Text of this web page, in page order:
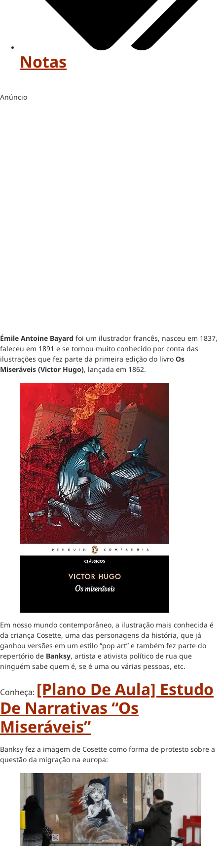
Notas
Anúncio
Émile Antoine Bayard foi um ilustrador francês, nasceu em 1837,
faleceu em 1891 e se tornou muito conhecido por conta das
ilustrações que fez parte da primeira edição do livro Os
Miseráveis (Victor Hugo), lançada em 1862.
Em nosso mundo contemporâneo, a ilustração mais conhecida é
da criança Cosette, uma das personagens da história, que já
ganhou versões em um estilo “pop art” e também fez parte do
repertório de Banksy, artista e ativista político de rua que
ninguém sabe quem é, se é uma ou várias pessoas, etc.
Conheça: [Plano De Aula] Estudo
De Narrativas “Os
Miseráveis”
Banksy fez a imagem de Cosette como forma de protesto sobre a
questão da migração na europa: